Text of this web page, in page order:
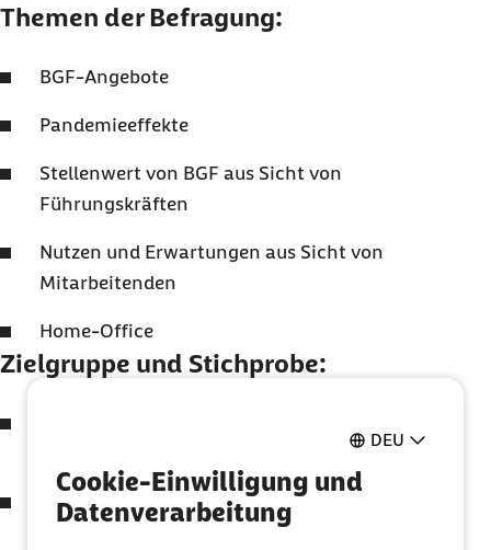
DEU
Cookie-Einwilligung und
Datenverarbeitung
Themen der Befragung:
BGF-Angebote
Pandemieeffekte
Stellenwert von BGF aus Sicht von
Führungskräften
Nutzen und Erwartungen aus Sicht von
Mitarbeitenden
Home-Office
Zielgruppe und Stichprobe:
Grundgesamtheit: